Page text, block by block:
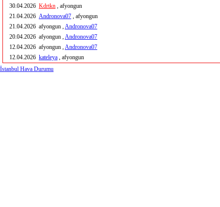
30.04.2026 Kdrtkn , afyongun
21.04.2026 Andronova07 , afyongun
21.04.2026 afyongun ,Andronova07
20.04.2026 afyongun ,Andronova07
12.04.2026 afyongun ,Andronova07
12.04.2026 kateleya , afyongun
İstanbul Hava Durumu